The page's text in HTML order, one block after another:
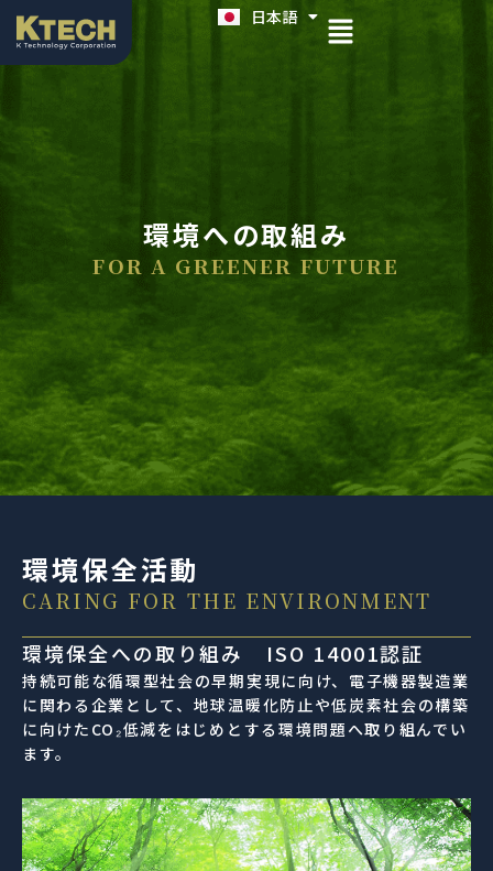
日本語
English
環境への取組み
FOR A GREENER FUTURE
環境保全活動
CARING FOR THE ENVIRONMENT
環境保全への取り組み ISO 14001認証
持続可能な循環型社会の早期実現に向け、電子機器製造業
に関わる企業として、地球温暖化防止や低炭素社会の構築
に向けたCO₂低減をはじめとする環境問題へ取り組んでい
ます。